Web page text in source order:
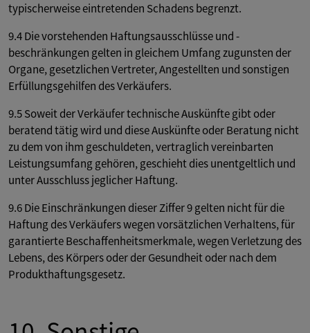
typischerweise eintretenden Schadens begrenzt.
9.4 Die vorstehenden Haftungsausschlüsse und -
beschränkungen gelten in gleichem Umfang zugunsten der
Organe, gesetzlichen Vertreter, Angestellten und sonstigen
Erfüllungsgehilfen des Verkäufers.
9.5 Soweit der Verkäufer technische Auskünfte gibt oder
beratend tätig wird und diese Auskünfte oder Beratung nicht
zu dem von ihm geschuldeten, vertraglich vereinbarten
Leistungsumfang gehören, geschieht dies unentgeltlich und
unter Ausschluss jeglicher Haftung.
9.6 Die Einschränkungen dieser Ziffer 9 gelten nicht für die
Haftung des Verkäufers wegen vorsätzlichen Verhaltens, für
garantierte Beschaffenheitsmerkmale, wegen Verletzung des
Lebens, des Körpers oder der Gesundheit oder nach dem
Produkthaftungsgesetz.